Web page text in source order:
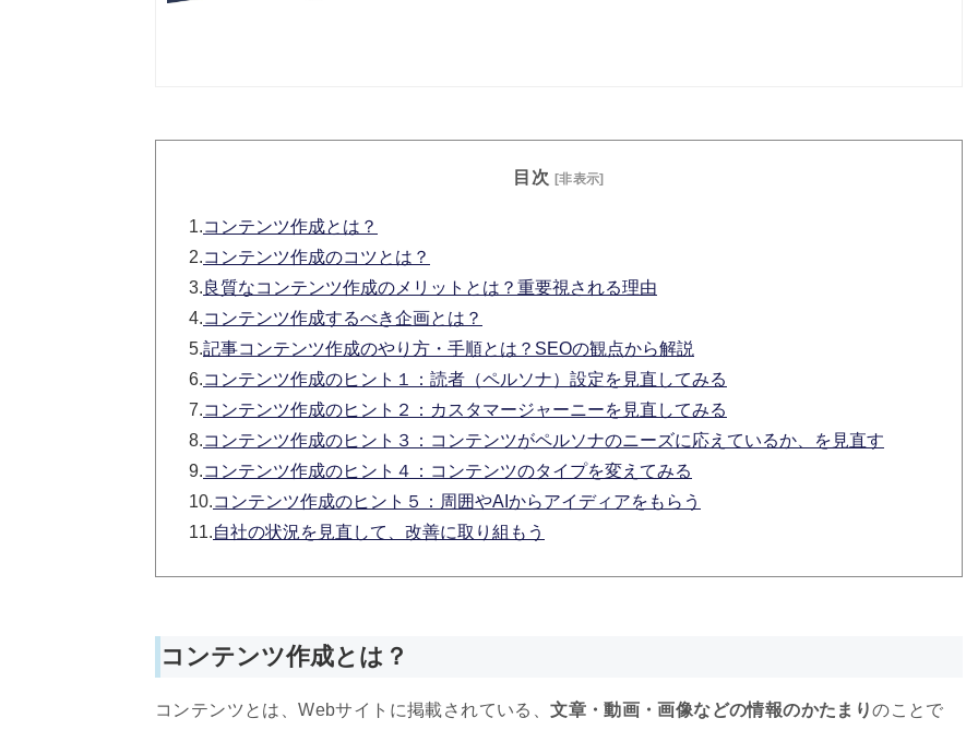
目次 [非表示]
1.コンテンツ作成とは？
2.コンテンツ作成のコツとは？
3.良質なコンテンツ作成のメリットとは？重要視される理由
4.コンテンツ作成するべき企画とは？
5.記事コンテンツ作成のやり方・手順とは？SEOの観点から解説
6.コンテンツ作成のヒント１：読者（ペルソナ）設定を見直してみる
7.コンテンツ作成のヒント２：カスタマージャーニーを見直してみる
8.コンテンツ作成のヒント３：コンテンツがペルソナのニーズに応えているか、を見直す
9.コンテンツ作成のヒント４：コンテンツのタイプを変えてみる
10.コンテンツ作成のヒント５：周囲やAIからアイディアをもらう
11.自社の状況を見直して、改善に取り組もう
コンテンツ作成とは？
コンテンツとは、Webサイトに掲載されている、文章・動画・画像などの情報のかたまりのことで